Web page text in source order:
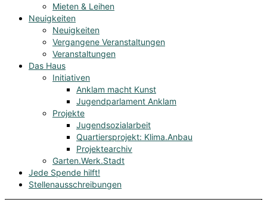
Mieten & Leihen
Neuigkeiten
Neuigkeiten
Vergangene Veranstaltungen
Veranstaltungen
Das Haus
Initiativen
Anklam macht Kunst
Jugendparlament Anklam
Projekte
Jugendsozialarbeit
Quartiersprojekt: Klima.Anbau
Projektearchiv
Garten.Werk.Stadt
Jede Spende hilft!
Stellenausschreibungen